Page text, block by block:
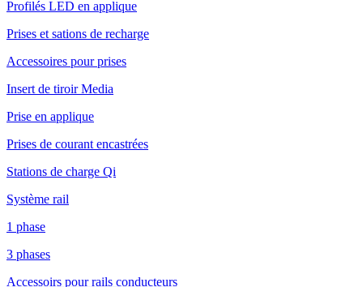
Profilés LED en applique
Prises et sations de recharge
Accessoires pour prises
Insert de tiroir Media
Prise en applique
Prises de courant encastrées
Stations de charge Qi
Système rail
1 phase
3 phases
Accessoirs pour rails conducteurs